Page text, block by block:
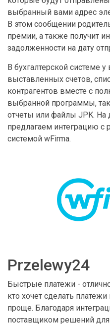
выбранный вами адрес
В этом сообщении
премии, а также получит
задолженности на дату
В бухгалтерской системе
выставленных счетов,
контрагентов вместе с
выбранной программы,
отчеты или файлы JPK.
предлагаем интеграцию
системой wFirma.
Przelewy24
Быстрые платежи -
кто хочет сделать
проще. Благодаря
поставщиком решений